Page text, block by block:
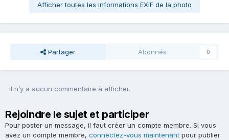
Afficher toutes les informations EXIF de la photo
Partager Abonnés 0
Il n’y a aucun commentaire à afficher.
Rejoindre le sujet et participer
Pour poster un message, il faut créer un compte membre. Si vous
avez un compte membre, connectez-vous maintenant pour publier